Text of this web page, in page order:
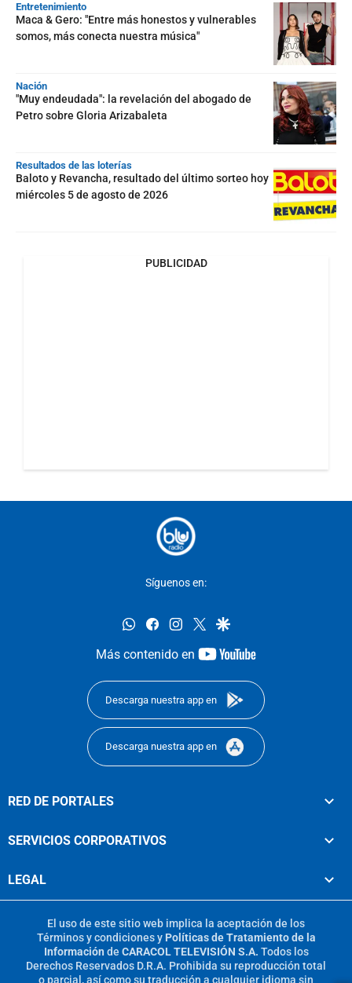
Entretenimiento
Maca & Gero: "Entre más honestos y vulnerables
somos, más conecta nuestra música"
Nación
"Muy endeudada": la revelación del abogado de
Petro sobre Gloria Arizabaleta
Resultados de las loterías
Baloto y Revancha, resultado del último sorteo hoy
miércoles 5 de agosto de 2026
PUBLICIDAD
Síguenos en:
whatsappfacebookinstagram
twittergoogle
Más contenido en
youtube-
Descarga nuestra app en
Descarga nuestra app en
RED DE PORTALES
SERVICIOS CORPORATIVOS
LEGAL
El uso de este sitio web implica la aceptación de los
Términos y condicionesy Políticas de Tratamiento de la
Información de CARACOL TELEVISIÓN S.A. Todos los
Derechos Reservados D.R.A. Prohibida su reproducción total
o parcial, así como su traducción a cualquier idioma sin